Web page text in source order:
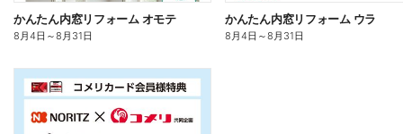
かんたん内窓リフォーム オモテ
8月4日 ～8月31日
かんたん内窓リフォーム ウラ
8月4日 ～8月31日